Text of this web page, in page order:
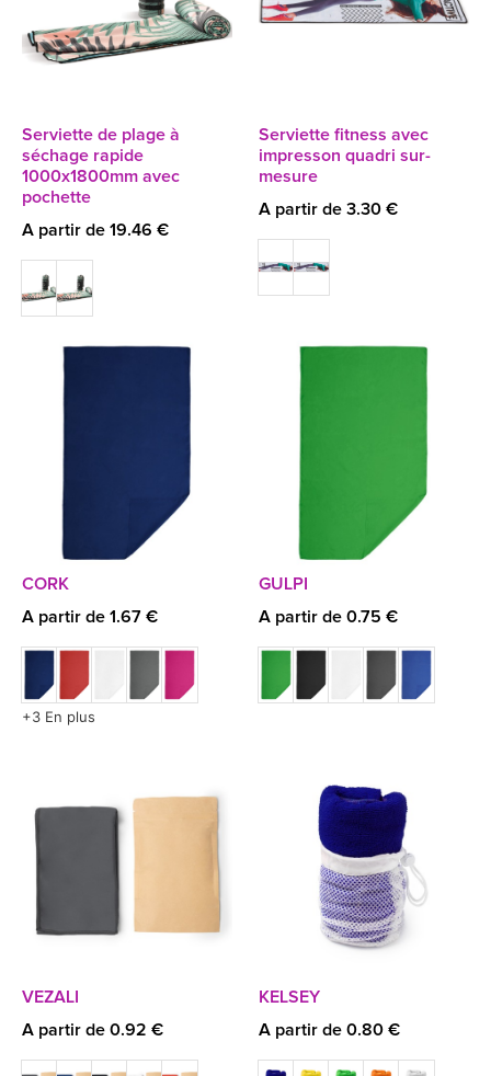
Serviette de plage à
séchage rapide
1000x1800mm avec
pochette
A partir de 19.46 €
Serviette fitness avec
impresson quadri sur-
mesure
A partir de 3.30 €
CORK
A partir de 1.67 €
+3 En plus
GULPI
A partir de 0.75 €
VEZALI
A partir de 0.92 €
KELSEY
A partir de 0.80 €